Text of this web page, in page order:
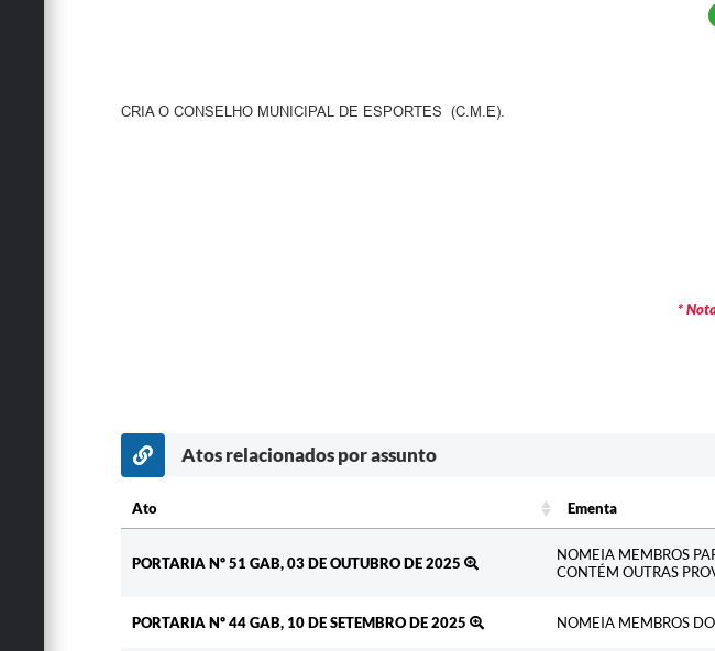
CRIA O CONSELHO MUNICIPAL DE ESPORTES (C.M.E).
*
Atos relacionados por assunto
Ato Ementa
PORTARIA Nº 51 GAB, 03 DE OUTUBRO DE 2025
NOMEIA MEMBROS
CONTÉM OUTRAS
PORTARIA Nº 44 GAB, 10 DE SETEMBRO DE 2025 NOMEIA MEMBROS